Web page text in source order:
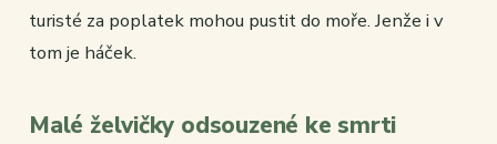
turisté za poplatek mohou pustit do moře. Jenže i v
tom je háček.
Malé želvičky odsouzené ke smrti